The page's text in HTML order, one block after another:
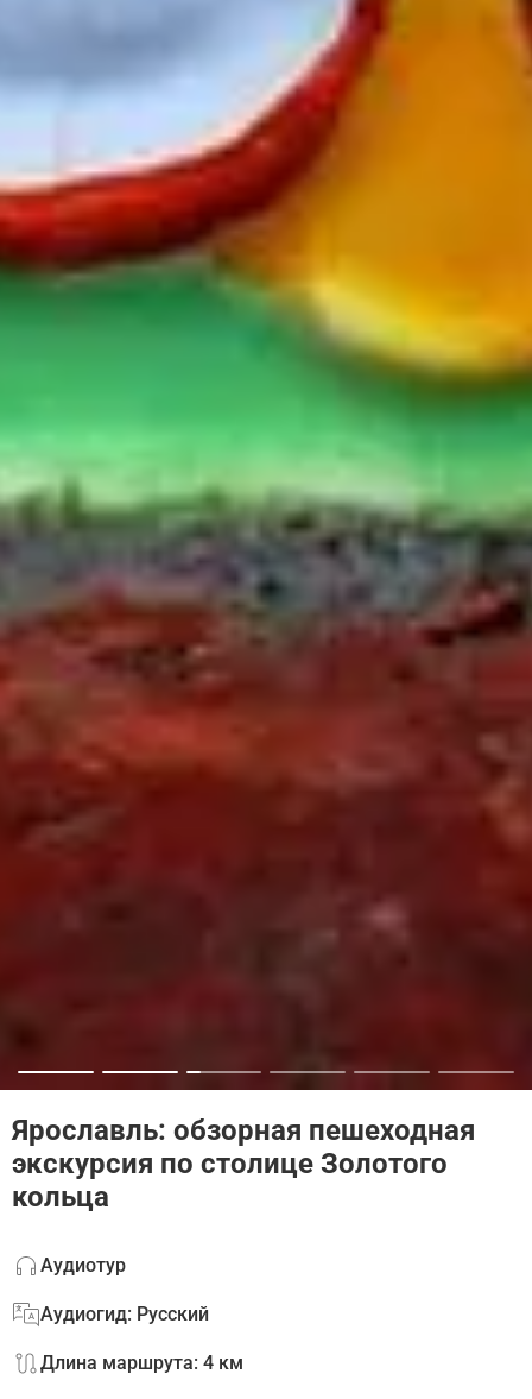
Ярославль: обзорная пешеходная
экскурсия по столице Золотого
кольца
Аудиотур
Аудиогид: Русский
Длина маршрута: 4 км